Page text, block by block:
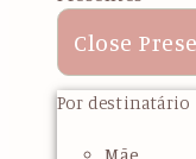
Close
Por destinatário